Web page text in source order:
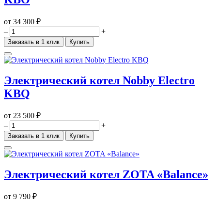
от 34 300 ₽
–
+
Заказать в 1 клик Купить
Электрический котел Nobby Electro
KBQ
от 23 500 ₽
–
+
Заказать в 1 клик Купить
Электрический котел ZOTA «Balance»
от 9 790 ₽